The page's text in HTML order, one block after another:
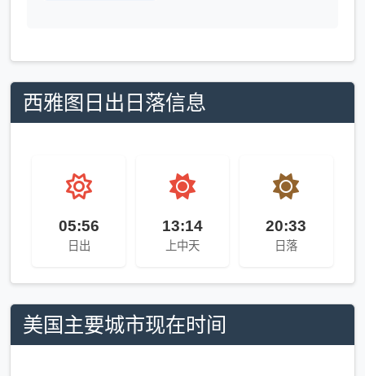
西雅图日出日落信息
05:56
日出
13:14
上中天
20:33
日落
美国主要城市现在时间